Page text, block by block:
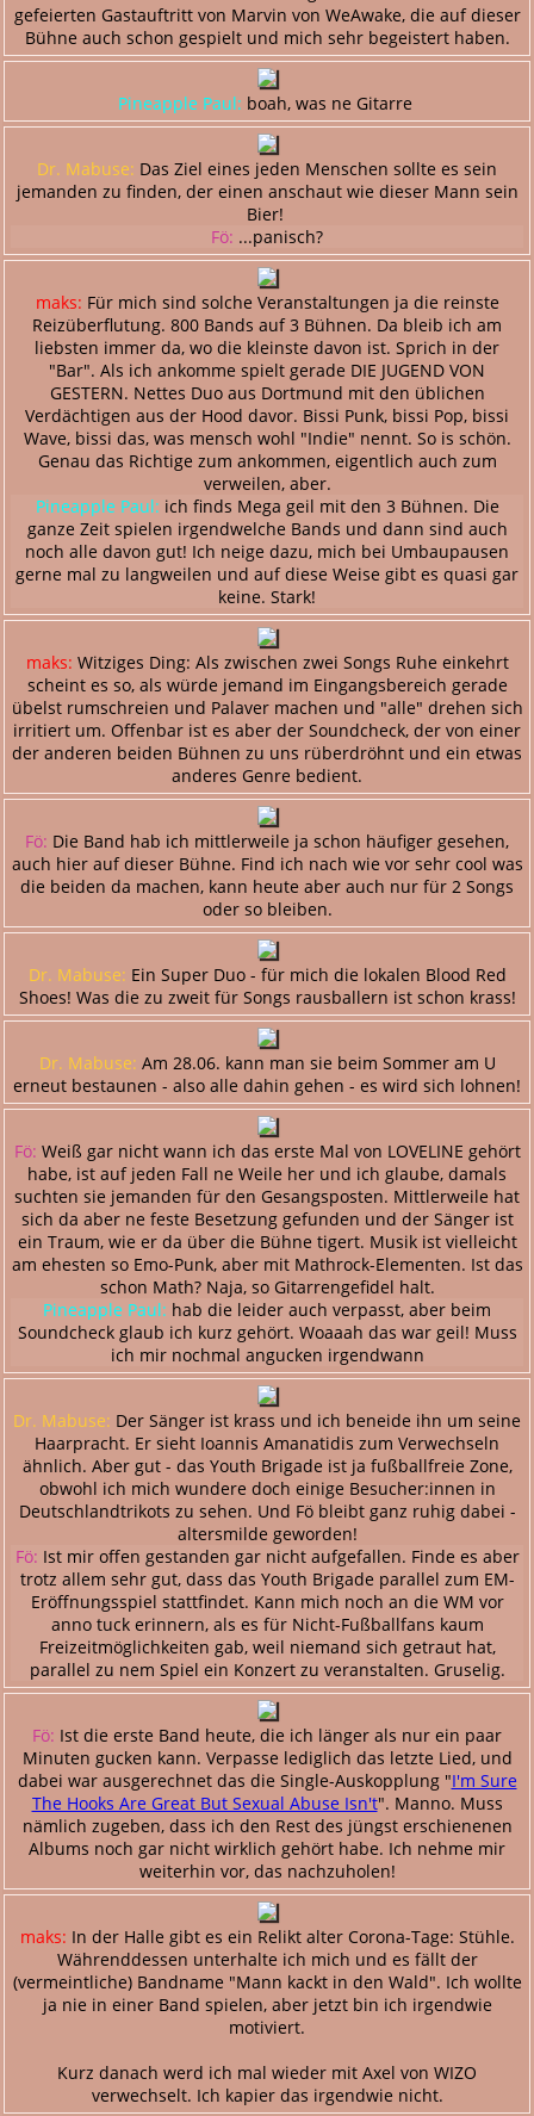
gefeierten Gastauftritt von Marvin von WeAwake, die auf dieser
Bühne auch schon gespielt und mich sehr begeistert haben.
Pineapple Paul: boah, was ne Gitarre
Dr. Mabuse: Das Ziel eines jeden Menschen sollte es sein
jemanden zu finden, der einen anschaut wie dieser Mann sein
Bier!
Fö: ...panisch?
maks: Für mich sind solche Veranstaltungen ja die reinste
Reizüberflutung. 800 Bands auf 3 Bühnen. Da bleib ich am
liebsten immer da, wo die kleinste davon ist. Sprich in der
"Bar". Als ich ankomme spielt gerade DIE JUGEND VON
GESTERN. Nettes Duo aus Dortmund mit den üblichen
Verdächtigen aus der Hood davor. Bissi Punk, bissi Pop, bissi
Wave, bissi das, was mensch wohl "Indie" nennt. So is schön.
Genau das Richtige zum ankommen, eigentlich auch zum
verweilen, aber.
Pineapple Paul: ich finds Mega geil mit den 3 Bühnen. Die
ganze Zeit spielen irgendwelche Bands und dann sind auch
noch alle davon gut! Ich neige dazu, mich bei Umbaupausen
gerne mal zu langweilen und auf diese Weise gibt es quasi gar
keine. Stark!
maks: Witziges Ding: Als zwischen zwei Songs Ruhe einkehrt
scheint es so, als würde jemand im Eingangsbereich gerade
übelst rumschreien und Palaver machen und "alle" drehen sich
irritiert um. Offenbar ist es aber der Soundcheck, der von einer
der anderen beiden Bühnen zu uns rüberdröhnt und ein etwas
anderes Genre bedient.
Fö: Die Band hab ich mittlerweile ja schon häufiger gesehen,
auch hier auf dieser Bühne. Find ich nach wie vor sehr cool was
die beiden da machen, kann heute aber auch nur für 2 Songs
oder so bleiben.
Dr. Mabuse: Ein Super Duo - für mich die lokalen Blood Red
Shoes! Was die zu zweit für Songs rausballern ist schon krass!
Dr. Mabuse: Am 28.06. kann man sie beim Sommer am U
erneut bestaunen - also alle dahin gehen - es wird sich lohnen!
Fö: Weiß gar nicht wann ich das erste Mal von LOVELINE gehört
habe, ist auf jeden Fall ne Weile her und ich glaube, damals
suchten sie jemanden für den Gesangsposten. Mittlerweile hat
sich da aber ne feste Besetzung gefunden und der Sänger ist
ein Traum, wie er da über die Bühne tigert. Musik ist vielleicht
am ehesten so Emo-Punk, aber mit Mathrock-Elementen. Ist das
schon Math? Naja, so Gitarrengefidel halt.
Pineapple Paul: hab die leider auch verpasst, aber beim
Soundcheck glaub ich kurz gehört. Woaaah das war geil! Muss
ich mir nochmal angucken irgendwann
Dr. Mabuse: Der Sänger ist krass und ich beneide ihn um seine
Haarpracht. Er sieht Ioannis Amanatidis zum Verwechseln
ähnlich. Aber gut - das Youth Brigade ist ja fußballfreie Zone,
obwohl ich mich wundere doch einige Besucher:innen in
Deutschlandtrikots zu sehen. Und Fö bleibt ganz ruhig dabei -
altersmilde geworden!
Fö: Ist mir offen gestanden gar nicht aufgefallen. Finde es aber
trotz allem sehr gut, dass das Youth Brigade parallel zum EM-
Eröffnungsspiel stattfindet. Kann mich noch an die WM vor
anno tuck erinnern, als es für Nicht-Fußballfans kaum
Freizeitmöglichkeiten gab, weil niemand sich getraut hat,
parallel zu nem Spiel ein Konzert zu veranstalten. Gruselig.
Fö: Ist die erste Band heute, die ich länger als nur ein paar
Minuten gucken kann. Verpasse lediglich das letzte Lied, und
dabei war ausgerechnet das die Single-Auskopplung "I'm Sure
The Hooks Are Great But Sexual Abuse Isn't". Manno. Muss
nämlich zugeben, dass ich den Rest des jüngst erschienenen
Albums noch gar nicht wirklich gehört habe. Ich nehme mir
weiterhin vor, das nachzuholen!
maks: In der Halle gibt es ein Relikt alter Corona-Tage: Stühle.
Währenddessen unterhalte ich mich und es fällt der
(vermeintliche) Bandname "Mann kackt in den Wald". Ich wollte
ja nie in einer Band spielen, aber jetzt bin ich irgendwie
motiviert.
Kurz danach werd ich mal wieder mit Axel von WIZO
verwechselt. Ich kapier das irgendwie nicht.